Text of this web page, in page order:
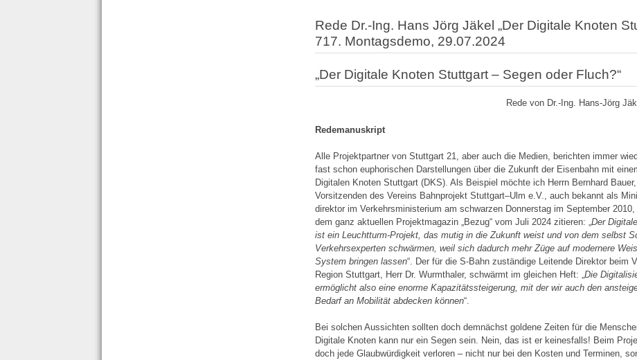
Rede Dr.-Ing. Hans Jörg Jäkel „Der Digitale Knoten
717. Montagsdemo, 29.07.2024
„Der Digitale Knoten Stuttgart – Segen oder Fluch?“
Rede von Dr.-Ing. Hans-Jörg
Redemanuskript
Alle Projektpartner von Stuttgart 21, aber auch die Medien, berichten immer
fast schon euphorischen Darstellungen über die Zukunft der Eisenbahn mit
Digitalen Knoten Stuttgart (DKS). Als Beispiel möchte ich Herrn Bernhard
Vorsitzenden des Vereins Bahnprojekt Stuttgart–Ulm e.V., auch bekannt als
direktor im Verkehrsministerium am schwarzen Donnerstag im September 2010,
dem ganz aktuellen Projektmagazin „Bezug“ vom Juli 2024 zitieren: „ Der
ist ein Leuchtturm-Projekt, das mutig in die Zukunft weist und von dem selbst
Verkehrsexperten schwärmen, weil sich dadurch mehr Züge auf modernere
System bringen lassen“. Der für die S-Bahn zuständige Leitende Direktor beim
Region Stuttgart, Herr Dr. Wurmthaler, schwärmt im gleichen Heft: „ Die
ermöglicht also eine enorme Kapazitätssteigerung, mit der wir auch den
Bedarf an Mobilität abdecken können“.
Bei solchen Aussichten sollten doch demnächst goldene Zeiten für die
Digitale Knoten kann nur ein Segen sein. Nein, das ist er keinesfalls! Beim
doch jede Glaub­würdigkeit verloren – nicht nur bei den Kosten und Terminen,